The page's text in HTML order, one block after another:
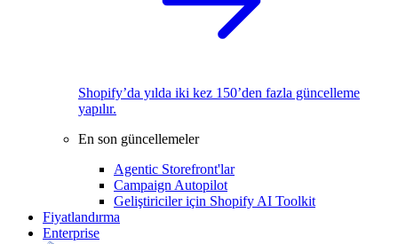
Shopify’da yılda iki kez 150’den fazla güncelleme
yapılır.
En son güncellemeler
Agentic Storefront'lar
Campaign Autopilot
Geliştiriciler için Shopify AI Toolkit
Fiyatlandırma
Enterprise